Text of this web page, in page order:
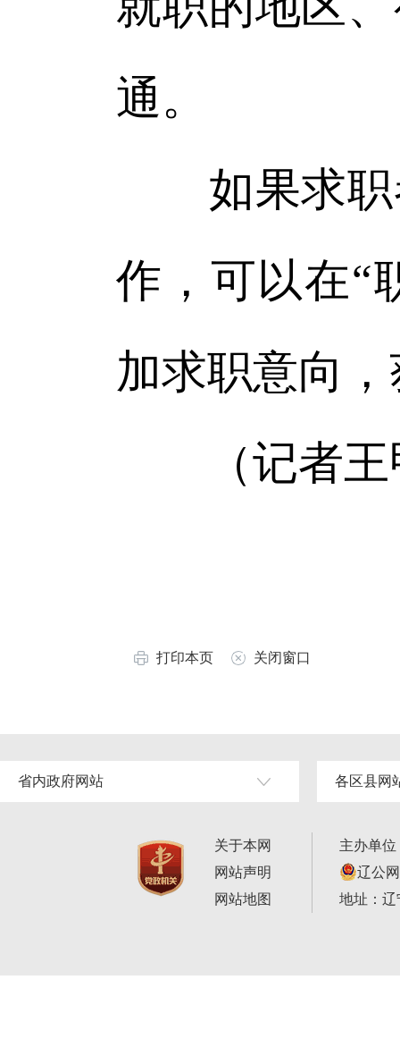
通。
如果求职
作，可以在“
加求职意向
（记者王
打印本页 关闭窗口
省内政府网站 各区县网
关于本网
网站声明
网站地图
主办单
辽公
地址：辽